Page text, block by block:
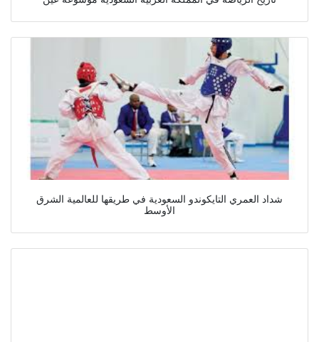
شداد العمري التايكوندو السعودية في طريقها للعالمية الشرق
الأوسط